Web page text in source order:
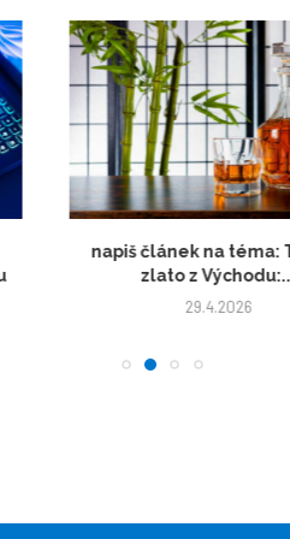
napiš článek na téma: Tekuté
zlato z Východu:...
29.4.2026